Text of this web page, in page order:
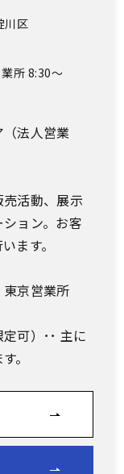
川区
所 8:30～
法人営業
活動、展示
ョン。お客
ます。
京営業所
可）･･ 主に
。